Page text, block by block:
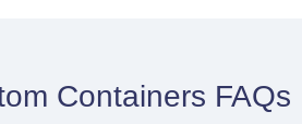
Containers FAQs